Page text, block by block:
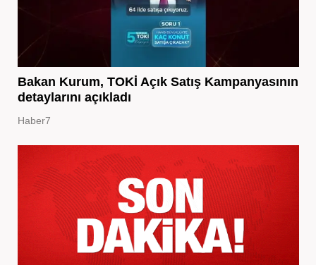
Bakan Kurum, TOKİ Açık Satış Kampanyasının
detaylarını açıkladı
Haber7